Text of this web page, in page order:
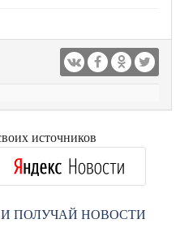
источников
ПОЛУЧАЙ НОВОСТИ